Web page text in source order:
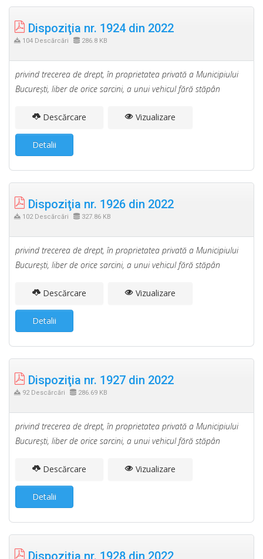
Dispoziţia nr. 1924 din 2022
104 Descărcări 286.8 KB
privind trecerea de drept, în proprietatea privată a Municipiului
Bucureşti, liber de orice sarcini, a unui vehicul fără stăpân
Descărcare Vizualizare
Detalii
Dispoziţia nr. 1926 din 2022
102 Descărcări 327.86 KB
privind trecerea de drept, în proprietatea privată a Municipiului
Bucureşti, liber de orice sarcini, a unui vehicul fără stăpân
Descărcare Vizualizare
Detalii
Dispoziţia nr. 1927 din 2022
92 Descărcări 286.69 KB
privind trecerea de drept, în proprietatea privată a Municipiului
Bucureşti, liber de orice sarcini, a unui vehicul fără stăpân
Descărcare Vizualizare
Detalii
Dispoziţia nr. 1928 din 2022